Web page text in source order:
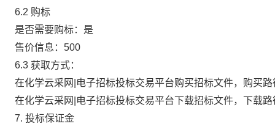
6.2 购标
是否需要购标：是
售价信息：500
6.3 获取方式：
在化学云采网|电子招标投标交易平台购买招标文件，购买
在化学云采网|电子招标投标交易平台下载招标文件，下载
7. 投标保证金